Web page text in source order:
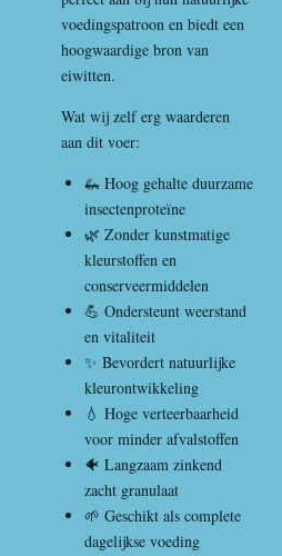
voedingspatroon en biedt een
hoogwaardige bron van
eiwitten.
Wat wij zelf erg waarderen
aan dit voer:
🦗 Hoog gehalte duurzame
insectenproteïne
🌿 Zonder kunstmatige
kleurstoffen en
conserveermiddelen
💪 Ondersteunt weerstand
en vitaliteit
✨ Bevordert natuurlijke
kleurontwikkeling
💧 Hoge verteerbaarheid
voor minder afvalstoffen
🐠 Langzaam zinkend
zacht granulaat
🌱 Geschikt als complete
dagelijkse voeding